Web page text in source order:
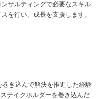
サルティングで必要なスキル
を行い、成長を支援します。
き込んで解決を推進した経験
テイクホルダーを巻き込んだ